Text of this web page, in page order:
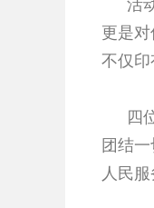
活
更是
不仅
四
团结
人民